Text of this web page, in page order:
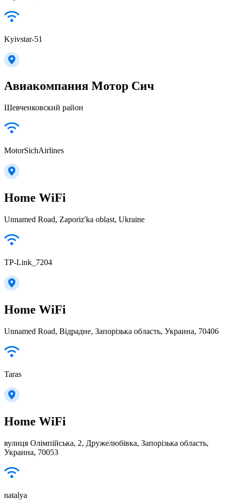
Kyivstar-51
Авиакомпания Мотор Сич
Шевченковский район
MotorSichAirlines
Home WiFi
Unnamed Road, Zaporiz'ka oblast, Ukraine
TP-Link_7204
Home WiFi
Unnamed Road, Відрадне, Запорізька область, Украина, 70406
Taras
Home WiFi
вулиця Олімпійська, 2, Дружелюбівка, Запорізька область,
Украина, 70053
natalya